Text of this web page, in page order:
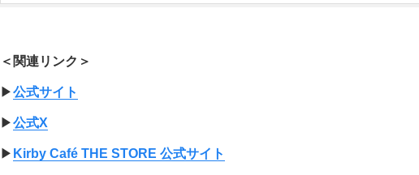
＜関連リンク＞
▶︎公式サイト
▶︎公式X
▶︎ Kirby Café THE STORE 公式サイト